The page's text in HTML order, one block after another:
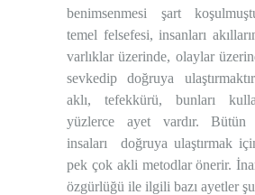
benimsenmesi şart
temel felsefesi, insanları
varlıklar üzerinde, olaylar
sevkedip doğruya
aklı, tefekkürü, bunları
yüzlerce ayet vardır. Bütün
insaları doğruya ulaştırmak
pek çok akli metodlar önerir.
özgürlüğü ile ilgili bazı ayetler